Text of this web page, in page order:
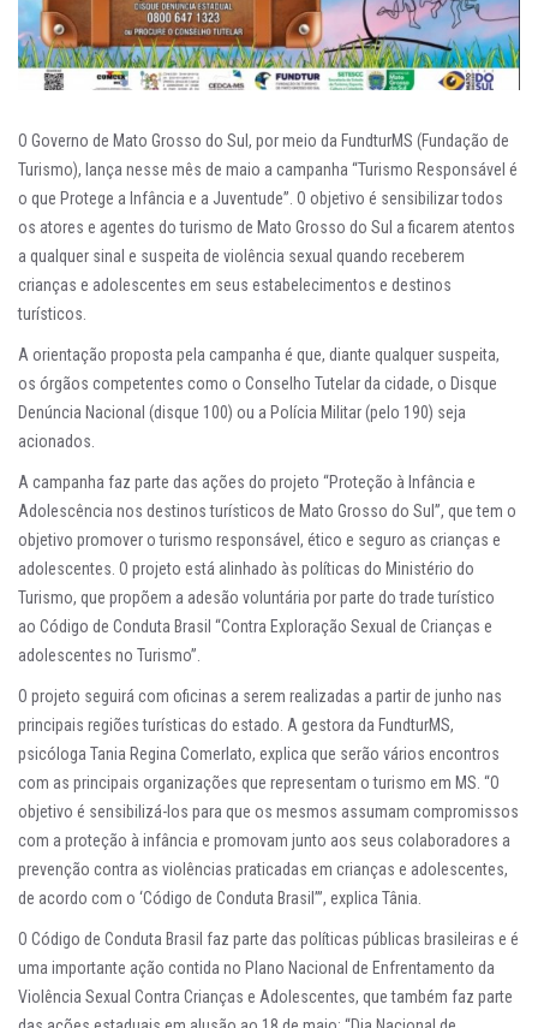
O Governo de Mato Grosso do Sul, por meio da FundturMS (Fundação de
Turismo), lança nesse mês de maio a campanha “Turismo Responsável é
o que Protege a Infância e a Juventude”. O objetivo é sensibilizar todos
os atores e agentes do turismo de Mato Grosso do Sul a ficarem atentos
a qualquer sinal e suspeita de violência sexual quando receberem
crianças e adolescentes em seus estabelecimentos e destinos
turísticos.
A orientação proposta pela campanha é que, diante qualquer suspeita,
os órgãos competentes como o Conselho Tutelar da cidade, o Disque
Denúncia Nacional (disque 100) ou a Polícia Militar (pelo 190) seja
acionados.
A campanha faz parte das ações do projeto “Proteção à Infância e
Adolescência nos destinos turísticos de Mato Grosso do Sul”, que tem o
objetivo promover o turismo responsável, ético e seguro as crianças e
adolescentes. O projeto está alinhado às políticas do Ministério do
Turismo, que propõem a adesão voluntária por parte do trade turístico
ao Código de Conduta Brasil “Contra Exploração Sexual de Crianças e
adolescentes no Turismo”.
O projeto seguirá com oficinas a serem realizadas a partir de junho nas
principais regiões turísticas do estado. A gestora da FundturMS,
psicóloga Tania Regina Comerlato, explica que serão vários encontros
com as principais organizações que representam o turismo em MS. “O
objetivo é sensibilizá-los para que os mesmos assumam compromissos
com a proteção à infância e promovam junto aos seus colaboradores a
prevenção contra as violências praticadas em crianças e adolescentes,
de acordo com o ‘Código de Conduta Brasil’”, explica Tânia.
O Código de Conduta Brasil faz parte das políticas públicas brasileiras e é
uma importante ação contida no Plano Nacional de Enfrentamento da
Violência Sexual Contra Crianças e Adolescentes, que também faz parte